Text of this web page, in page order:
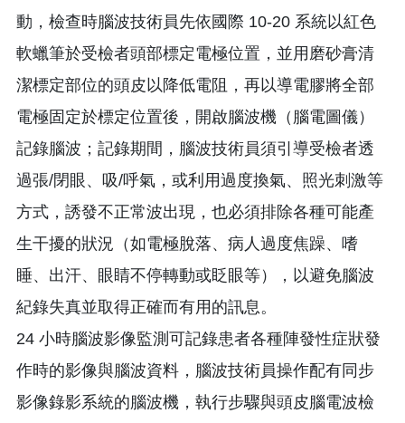
動，檢查時腦波技術員先依國際 10-20 系統以紅色
軟蠟筆於受檢者頭部標定電極位置，並用磨砂膏清
潔標定部位的頭皮以降低電阻，再以導電膠將全部
電極固定於標定位置後，開啟腦波機（腦電圖儀）
記錄腦波；記錄期間，腦波技術員須引導受檢者透
過張/閉眼、吸/呼氣，或利用過度換氣、照光刺激等
方式，誘發不正常波出現，也必須排除各種可能產
生干擾的狀況（如電極脫落、病人過度焦躁、嗜
睡、出汗、眼睛不停轉動或眨眼等），以避免腦波
紀錄失真並取得正確而有用的訊息。
24 小時腦波影像監測可記錄患者各種陣發性症狀發
作時的影像與腦波資料，腦波技術員操作配有同步
影像錄影系統的腦波機，執行步驟與頭皮腦電波檢